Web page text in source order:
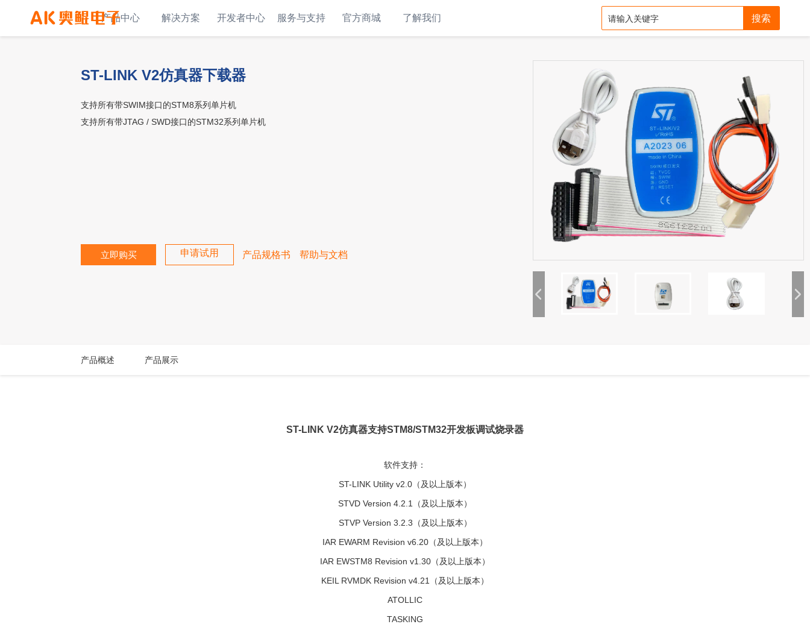
产品中心 解决方案 开发者中心 服务与支持 官方商城 了解我们
ST-LINK V2仿真器下载器
支持所有带SWIM接口的STM8系列单片机
支持所有带JTAG / SWD接口的STM32系列单片机
立即购买 申请试用 产品规格书 帮助与文档
产品概述 产品展示
ST-LINK V2仿真器支持STM8/STM32开发板调试烧录器
软件支持：
ST-LINK Utility v2.0（及以上版本）
STVD Version 4.2.1（及以上版本）
STVP Version 3.2.3（及以上版本）
IAR EWARM Revision v6.20（及以上版本）
IAR EWSTM8 Revision v1.30（及以上版本）
KEIL RVMDK Revision v4.21（及以上版本）
ATOLLIC
TASKING